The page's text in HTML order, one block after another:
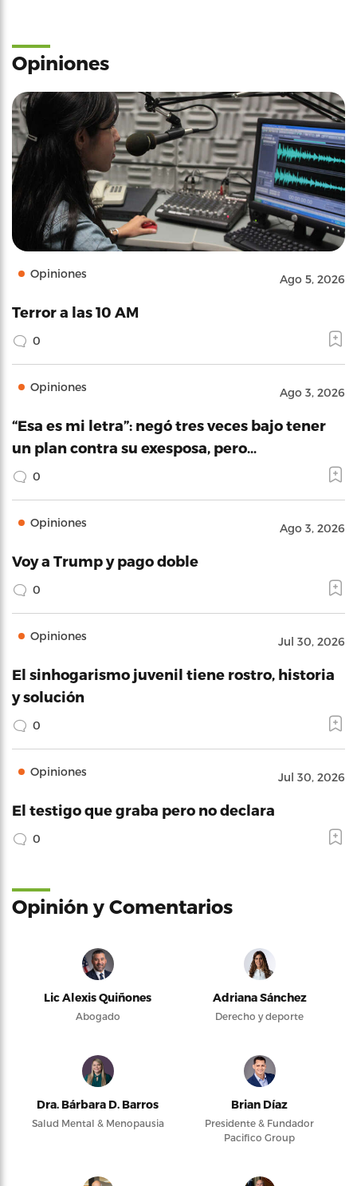
Opiniones
Opiniones Ago 5, 2026
Terror a las 10 AM
0
Opiniones Ago 3, 2026
“Esa es mi letra”: negó tres veces bajo tener
un plan contra su exesposa, pero…
0
Opiniones Ago 3, 2026
Voy a Trump y pago doble
0
Opiniones Jul 30, 2026
El sinhogarismo juvenil tiene rostro, historia
y solución
0
Opiniones Jul 30, 2026
El testigo que graba pero no declara
0
Opinión y Comentarios
Lic Alexis Quiñones
Abogado
Adriana Sánchez
Derecho y deporte
Dra. Bárbara D. Barros
Salud Mental & Menopausia
Brian Díaz
Presidente & Fundador
Pacifico Group